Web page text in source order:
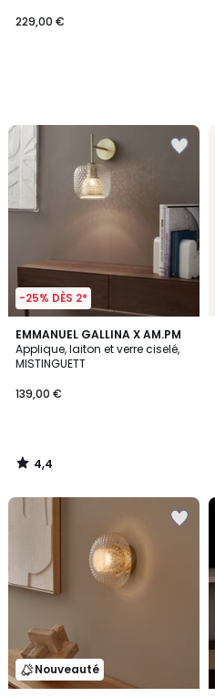
229,00 €
-25% DÈS 2*
EMMANUEL GALLINA X AM.PM
Applique, laiton et verre ciselé,
MISTINGUETT
139,00 €
4,4
/ 5
4,4
/
Nouveauté